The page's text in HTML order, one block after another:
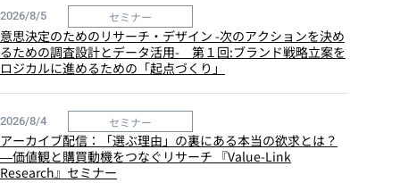
2026/8/5 セミナー
意思決定のためのリサーチ・デザイン -次のアクションを決め
るための調査設計とデータ活用- 第１回:ブランド戦略立案を
ロジカルに進めるための「起点づくり」
2026/8/4 セミナー
アーカイブ配信：「選ぶ理由」の裏にある本当の欲求とは？
―価値観と購買動機をつなぐリサーチ 『Value-Link
Research』セミナー